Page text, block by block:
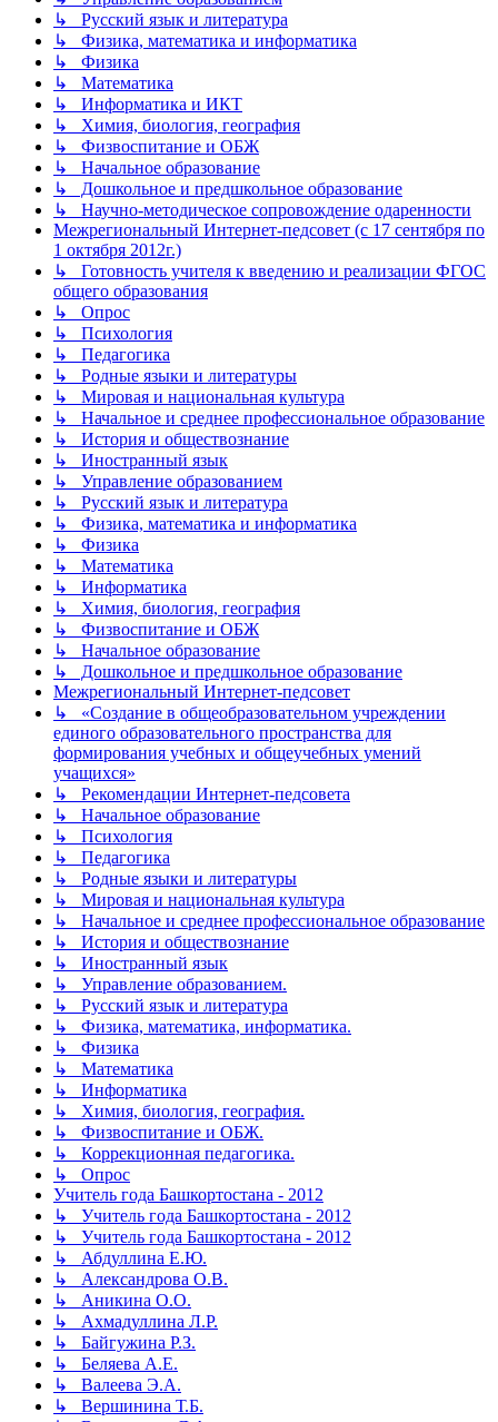
↳ Русский язык и литература
↳ Физика, математика и информатика
↳ Физика
↳ Математика
↳ Информатика и ИКТ
↳ Химия, биология, география
↳ Физвоспитание и ОБЖ
↳ Начальное образование
↳ Дошкольное и предшкольное образование
↳ Научно-методическое сопровождение одаренности
Межрегиональный Интернет-педсовет (с 17 сентября по
1 октября 2012г.)
↳ Готовность учителя к введению и реализации ФГОС
общего образования
↳ Опрос
↳ Психология
↳ Педагогика
↳ Родные языки и литературы
↳ Мировая и национальная культура
↳ Начальное и среднее профессиональное образование
↳ История и обществознание
↳ Иностранный язык
↳ Управление образованием
↳ Русский язык и литература
↳ Физика, математика и информатика
↳ Физика
↳ Математика
↳ Информатика
↳ Химия, биология, география
↳ Физвоспитание и ОБЖ
↳ Начальное образование
↳ Дошкольное и предшкольное образование
Межрегиональный Интернет-педсовет
↳ «Создание в общеобразовательном учреждении
единого образовательного пространства для
формирования учебных и общеучебных умений
учащихся»
↳ Рекомендации Интернет-педсовета
↳ Начальное образование
↳ Психология
↳ Педагогика
↳ Родные языки и литературы
↳ Мировая и национальная культура
↳ Начальное и среднее профессиональное образование
↳ История и обществознание
↳ Иностранный язык
↳ Управление образованием.
↳ Русский язык и литература
↳ Физика, математика, информатика.
↳ Физика
↳ Математика
↳ Информатика
↳ Химия, биология, география.
↳ Физвоспитание и ОБЖ.
↳ Коррекционная педагогика.
↳ Опрос
Учитель года Башкортостана - 2012
↳ Учитель года Башкортостана - 2012
↳ Учитель года Башкортостана - 2012
↳ Абдуллина Е.Ю.
↳ Александрова О.В.
↳ Аникина О.О.
↳ Ахмадуллина Л.Р.
↳ Байгужина Р.З.
↳ Беляева А.Е.
↳ Валеева Э.А.
↳ Вершинина Т.Б.